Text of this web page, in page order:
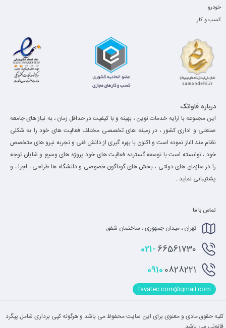
خودرو
کسب و کار
درباره فاواتک
این مجموعه با ارایه خدمات نوین ، بهینه و با کیفیت در حداقل زمان ، به نیاز های جامعه
صنعتی و اداری کشور ، در زمینه های تخصصی مختلف فعالیت های خود را به شکلی
نظام مند اغاز نموده است و اکنون با بهره گیری از دانش فنی و تجربه نیرو های متخصص
خود ، توانسته است با توسعه گسترده فعالیت های خود پروژه های وسیع و شایان توجه
را در سازمان های دولتی ، بخش های گوناگون خصوصی و دانشگاه ها طراحی ، اجرا ، و
پشتیبانی نماید .
تماس با ما
تهران ، میدان جمهوری ، ساختمان شفق
021-66561730
09100828221
favatec.com@gmail.com
کلیه حقوق مادی و معنوی برای این سایت محفوظ می باشد و هرگونه کپی برداری شامل پیگرد